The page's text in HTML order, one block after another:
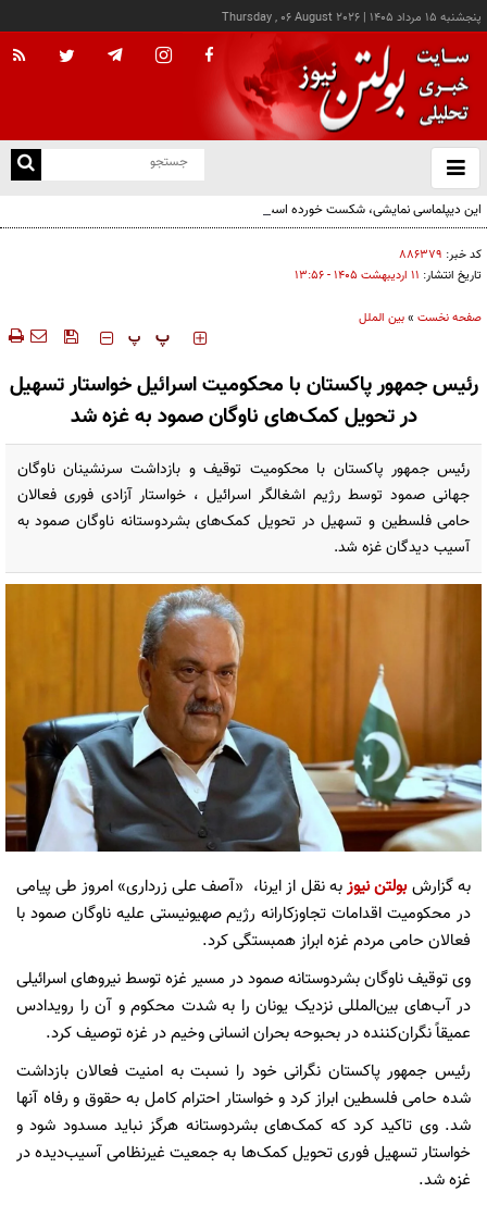
پنجشنبه ۱۵ مرداد ۱۴۰۵ |
Thursday , 06 August 2026
باز
و
این دیپلماسی نمایشی، شکست خورده است/واقعیت‌ها را بپذیرید و به تعهدات خود عمل کنید
کد خبر: ۸۸۶۳۷۹
تاریخ انتشار: ۱۱ ارديبهشت ۱۴۰۵ - ۱۳:۵۶
صفحه نخست »بین الملل
‍‍‍ پ پ
رئیس جمهور پاکستان با محکومیت اسرائیل خواستار تسهیل
در تحویل کمک‌های ناوگان صمود به غزه شد
رئیس جمهور پاکستان با محکومیت توقیف و بازداشت سرنشینان ناوگان
جهانی صمود توسط رژیم اشغالگر اسرائیل ، خواستار آزادی فوری فعالان
حامی فلسطین و تسهیل در تحویل کمک‌های بشردوستانه ناوگان صمود به
آسیب دیدگان غزه شد.
به گزارشبولتن نیوزبه نقل از ایرنا، «آصف علی زرداری» امروز طی پیامی
در محکومیت اقدامات تجاوزکارانه رژیم صهیونیستی علیه ناوگان صمود با
فعالان حامی مردم غزه ابراز همبستگی کرد.
وی توقیف ناوگان بشردوستانه صمود در مسیر غزه توسط نیروهای اسرائیلی
در آب‌های بین‌المللی نزدیک یونان را به شدت محکوم و آن را رویدادس
عمیقاً نگران‌کننده در بحبوحه بحران انسانی وخیم در غزه توصیف کرد.
رئیس جمهور پاکستان نگرانی خود را نسبت به امنیت فعالان بازداشت
شده حامی فلسطین ابراز کرد و خواستار احترام کامل به حقوق و رفاه آنها
شد. وی تاکید کرد که کمک‌های بشردوستانه هرگز نباید مسدود شود و
خواستار تسهیل فوری تحویل کمک‌ها به جمعیت غیرنظامی آسیب‌دیده در
غزه شد.